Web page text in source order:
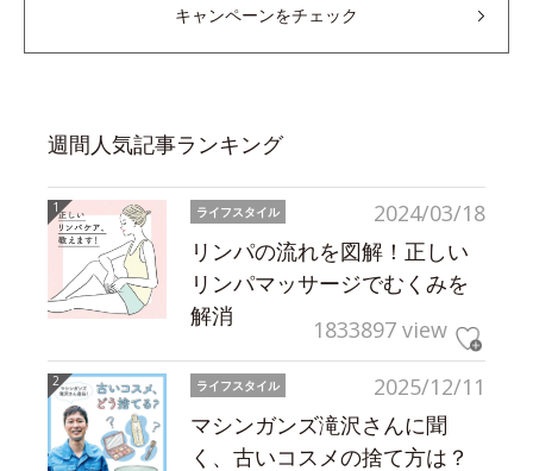
キャンペーンをチェック
週間人気記事ランキング
2024/03/18
ライフスタイル
リンパの流れを図解！正しい
リンパマッサージでむくみを
解消
1833897 view
2025/12/11
ライフスタイル
マシンガンズ滝沢さんに聞
く、古いコスメの捨て方は？